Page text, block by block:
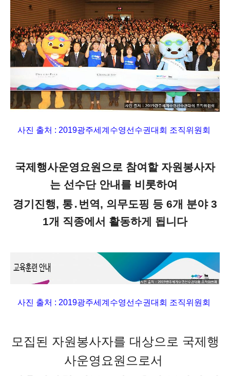
사진 출처 : 2019광주세계수영선수권대회 조직위원회
국제행사운영요원으로 참여할 자원봉사자
는 선수단 안내를 비롯하여
경기진행, 통․번역, 의무도핑 등 6개 분야 3
1개 직종에서 활동하게 됩니다
사진 출처 : 2019광주세계수영선수권대회 조직위원회
모집된 자원봉사자를 대상으로 국제행
사운영요원으로서